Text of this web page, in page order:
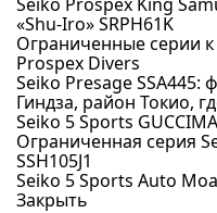
«Shu-Iro» SRPH61K
Ограниченные серии
Prospex Divers
Seiko Presage
Гиндза, район Токио,
Seiko 5 Sports
Ограниченная серия
SSH105J1
Seiko 5 Sports Auto
Закрыть